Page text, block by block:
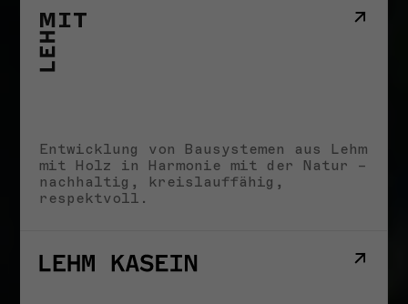
VORTRÄGE & VERANSTALTUNGEN
Earth Futures: From Craft
Entwicklung von Bausystemen aus Lehm
mit Holz in Harmonie mit der Natur –
nachhaltig, kreislauffähig,
respektvoll.